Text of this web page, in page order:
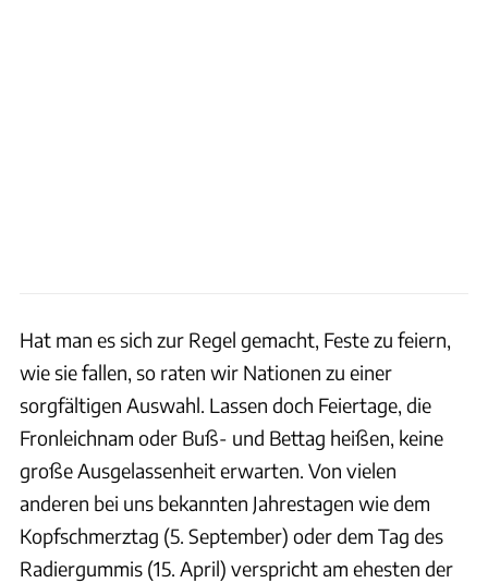
Hat man es sich zur Regel gemacht, Feste zu feiern,
wie sie fallen, so raten wir Nationen zu einer
sorgfältigen Auswahl. Lassen doch Feiertage, die
Fronleichnam oder Buß- und Bettag heißen, keine
große Ausgelassenheit erwarten. Von vielen
anderen bei uns bekannten Jahrestagen wie dem
Kopfschmerztag (5. September) oder dem Tag des
Radiergummis (15. April) verspricht am ehesten der